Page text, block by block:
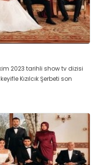
2023 tarihli show tv dizisi
Kızılcık Şerbeti son